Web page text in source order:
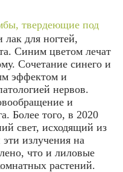
твердеющие под
лак для ногтей,
Синим цветом лечат
Сочетание синего и
эффектом и
нервов.
и
Более того, в 2020
свет, исходящий из
эти излучения на
что и лиловые
растений.